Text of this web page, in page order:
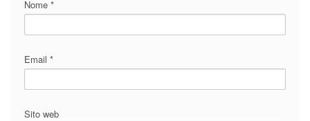
Nome *
Email *
Sito web